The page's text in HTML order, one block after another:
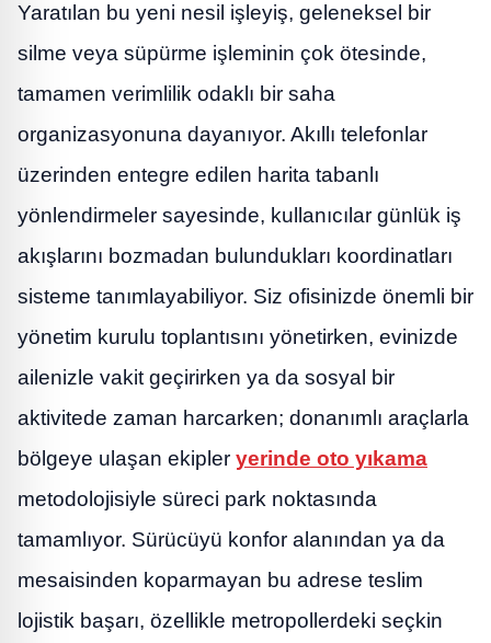
Yaratılan bu yeni nesil işleyiş, geleneksel bir
silme veya süpürme işleminin çok ötesinde,
tamamen verimlilik odaklı bir saha
organizasyonuna dayanıyor. Akıllı telefonlar
üzerinden entegre edilen harita tabanlı
yönlendirmeler sayesinde, kullanıcılar günlük iş
akışlarını bozmadan bulundukları koordinatları
sisteme tanımlayabiliyor. Siz ofisinizde önemli bir
yönetim kurulu toplantısını yönetirken, evinizde
ailenizle vakit geçirirken ya da sosyal bir
aktivitede zaman harcarken; donanımlı araçlarla
bölgeye ulaşan ekipler yerinde oto yıkama
metodolojisiyle süreci park noktasında
tamamlıyor. Sürücüyü konfor alanından ya da
mesaisinden koparmayan bu adrese teslim
lojistik başarı, özellikle metropollerdeki seçkin